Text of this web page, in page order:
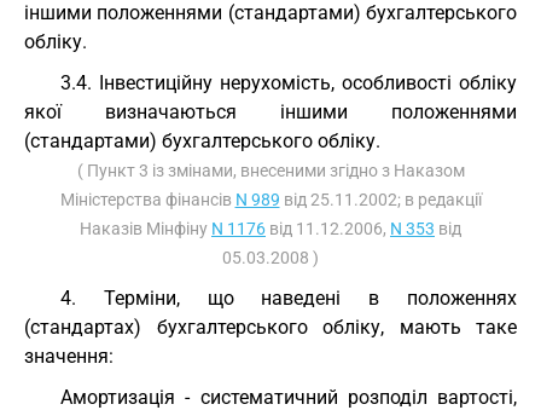
іншими положеннями (стандартами) бухгалтерського
обліку.
3.4. Інвестиційну нерухомість, особливості обліку
якої визначаються іншими положеннями
(стандартами) бухгалтерського обліку.
( Пункт 3 із змінами, внесеними згідно з Наказом
Міністерства фінансів N 989 від 25.11.2002; в редакції
Наказів Мінфіну N 1176 від 11.12.2006, N 353 від
05.03.2008 )
4. Терміни, що наведені в положеннях
(стандартах) бухгалтерського обліку, мають таке
значення:
Амортизація - систематичний розподіл вартості,